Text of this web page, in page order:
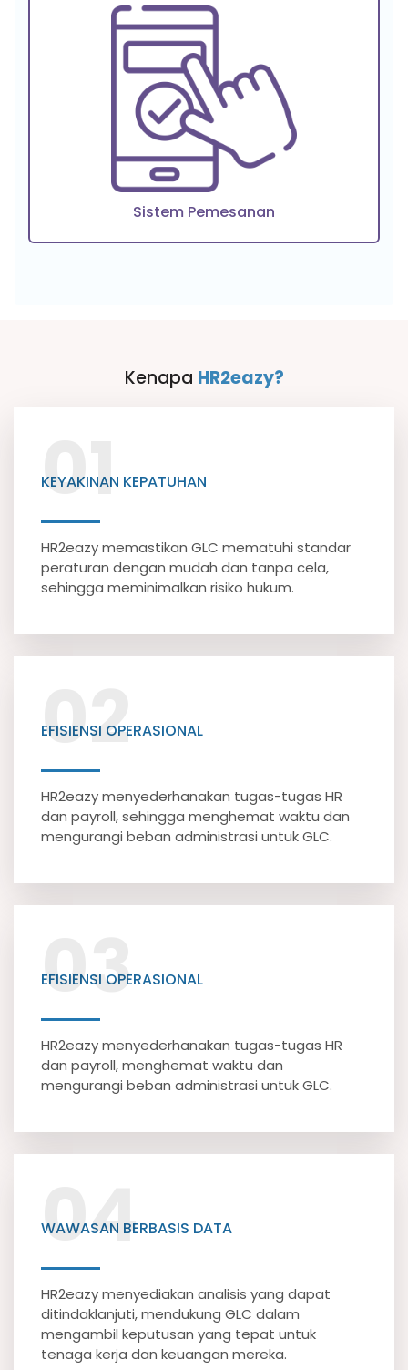
Sistem Pemesanan
Kenapa HR2eazy?
01
KEYAKINAN KEPATUHAN
HR2eazy memastikan GLC mematuhi standar
peraturan dengan mudah dan tanpa cela,
sehingga meminimalkan risiko hukum.
02
EFISIENSI OPERASIONAL
HR2eazy menyederhanakan tugas-tugas HR
dan payroll, sehingga menghemat waktu dan
mengurangi beban administrasi untuk GLC.
03
EFISIENSI OPERASIONAL
HR2eazy menyederhanakan tugas-tugas HR
dan payroll, menghemat waktu dan
mengurangi beban administrasi untuk GLC.
04
WAWASAN BERBASIS DATA
HR2eazy menyediakan analisis yang dapat
ditindaklanjuti, mendukung GLC dalam
mengambil keputusan yang tepat untuk
tenaga kerja dan keuangan mereka.